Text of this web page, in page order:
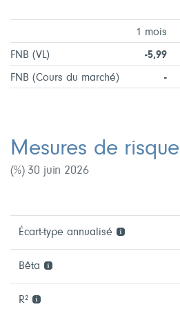
1 mois
FNB (VL) -5,99
FNB (Cours du marché) -
Mesures de risque
(%) 30 juin 2026
Écart-type annualisé
Bêta
R²